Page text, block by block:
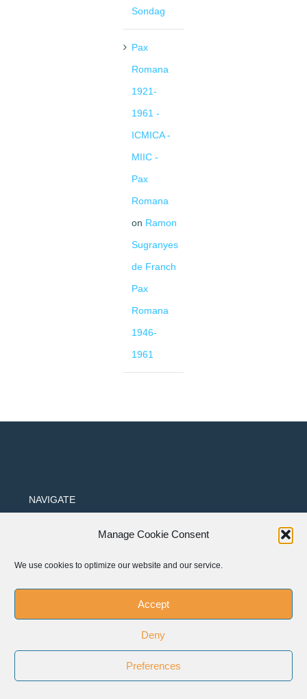
Manage Cookie Consent
We use cookies to optimize our website and our service.
Accept
Deny
Preferences
Sondag
Pax
Romana
1921-
1961 -
ICMICA -
MIIC -
Pax
Romana
on Ramon
Sugranyes
de Franch
Pax
Romana
1946-
1961
NAVIGATE
Who we are
Support us